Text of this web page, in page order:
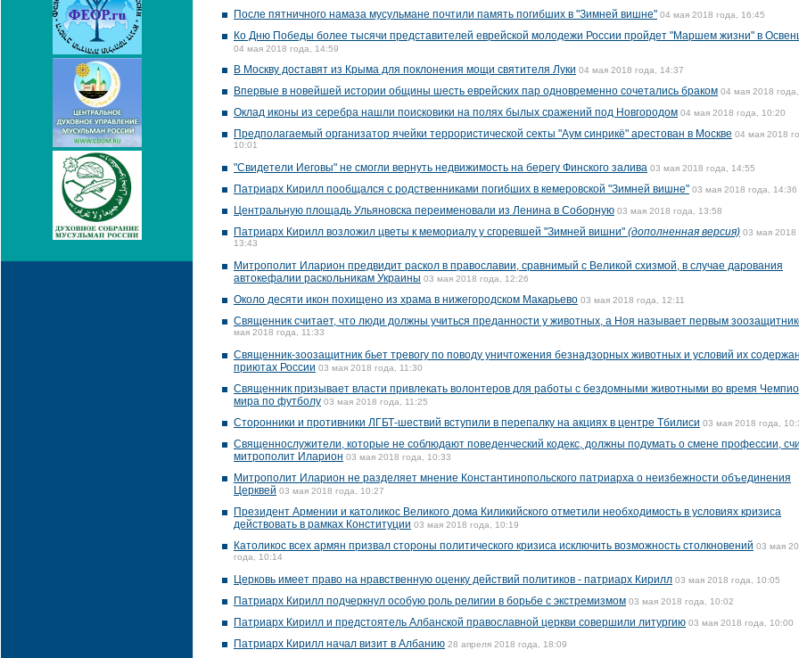
После пятничного намаза мусульмане почтили память погибших в "Зимней вишне" 04 мая 2018 года, 16:45
Ко Дню Победы более тысячи представителей еврейской молодежи России пройдет "Маршем жизни" в
04 мая 2018 года, 14:59
В Москву доставят из Крыма для поклонения мощи святителя Луки 04 мая 2018 года, 14:37
Впервые в новейшей истории общины шесть еврейских пар одновременно сочетались браком 04 мая 2018
Оклад иконы из серебра нашли поисковики на полях былых сражений под Новгородом 04 мая 2018 года, 10:20
Предполагаемый организатор ячейки террористической секты "Аум синрикё" арестован в Москве 04 мая 2018
10:01
"Свидетели Иеговы" не смогли вернуть недвижимость на берегу Финского залива 03 мая 2018 года, 14:55
Патриарх Кирилл пообщался с родственниками погибших в кемеровской "Зимней вишне" 03 мая 2018 года, 14:36
Центральную площадь Ульяновска переименовали из Ленина в Соборную 03 мая 2018 года, 13:58
Патриарх Кирилл возложил цветы к мемориалу у сгоревшей "Зимней вишни" (дополненная версия) 03 мая 2018
13:43
Митрополит Иларион предвидит раскол в православии, сравнимый с Великой схизмой, в случае дарования
автокефалии раскольникам Украины 03 мая 2018 года, 12:26
Около десяти икон похищено из храма в нижегородском Макарьево 03 мая 2018 года, 12:11
Священник считает, что люди должны учиться преданности у животных, а Ноя называет первым
мая 2018 года, 11:33
Священник-зоозащитник бьет тревогу по поводу уничтожения безнадзорных животных и условий их
приютах России 03 мая 2018 года, 11:30
Священник призывает власти привлекать волонтеров для работы с бездомными животными во время
мира по футболу 03 мая 2018 года, 11:25
Сторонники и противники ЛГБТ-шествий вступили в перепалку на акциях в центре Тбилиси 03 мая 2018 года,
Священнослужители, которые не соблюдают поведенческий кодекс, должны подумать о смене профессии,
митрополит Иларион 03 мая 2018 года, 10:33
Митрополит Иларион не разделяет мнение Константинопольского патриарха о неизбежности объединения
Церквей 03 мая 2018 года, 10:27
Президент Армении и католикос Великого дома Киликийского отметили необходимость в условиях кризиса
действовать в рамках Конституции 03 мая 2018 года, 10:19
Католикос всех армян призвал стороны политического кризиса исключить возможность столкновений 03 мая
года, 10:14
Церковь имеет право на нравственную оценку действий политиков - патриарх Кирилл 03 мая 2018 года, 10:05
Патриарх Кирилл подчеркнул особую роль религии в борьбе с экстремизмом 03 мая 2018 года, 10:02
Патриарх Кирилл и предстоятель Албанской православной церкви совершили литургию 03 мая 2018 года, 10:00
Патриарх Кирилл начал визит в Албанию 28 апреля 2018 года, 18:09